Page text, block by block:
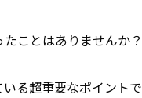
ことはありませんか？
る超重要なポイント